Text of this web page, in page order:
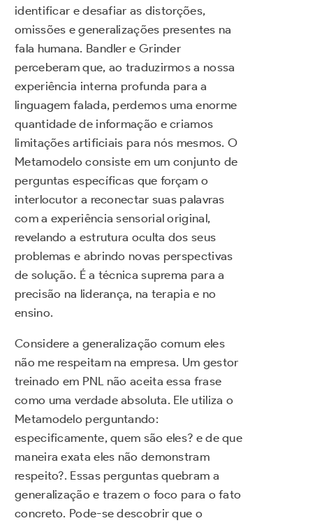
identificar e desafiar as distorções,
omissões e generalizações presentes na
fala humana. Bandler e Grinder
perceberam que, ao traduzirmos a nossa
experiência interna profunda para a
linguagem falada, perdemos uma enorme
quantidade de informação e criamos
limitações artificiais para nós mesmos. O
Metamodelo consiste em um conjunto de
perguntas específicas que forçam o
interlocutor a reconectar suas palavras
com a experiência sensorial original,
revelando a estrutura oculta dos seus
problemas e abrindo novas perspectivas
de solução. É a técnica suprema para a
precisão na liderança, na terapia e no
ensino.
Considere a generalização comum eles
não me respeitam na empresa. Um gestor
treinado em PNL não aceita essa frase
como uma verdade absoluta. Ele utiliza o
Metamodelo perguntando:
especificamente, quem são eles? e de que
maneira exata eles não demonstram
respeito?. Essas perguntas quebram a
generalização e trazem o foco para o fato
concreto. Pode-se descobrir que o